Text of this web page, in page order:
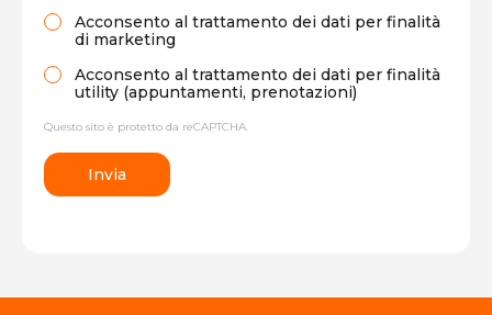
Acconsento al trattamento dei dati per finalità
di marketing
Acconsento al trattamento dei dati per finalità
utility (appuntamenti, prenotazioni)
Questo sito è protetto da reCAPTCHA.
Invia